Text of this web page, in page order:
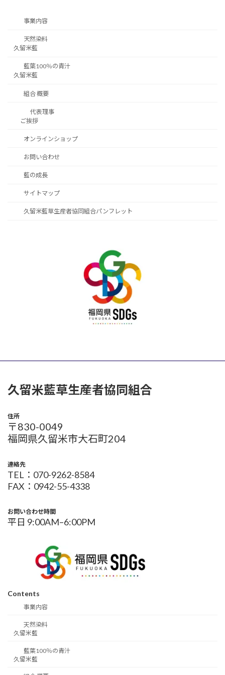
事業内容
天然染料
久留米藍
藍葉100％の青汁
久留米藍
組合 概要
代表理事
ご挨拶
オンラインショップ
お問い合わせ
藍の成長
サイトマップ
久留米藍草生産者協同組合パンフレット
久留米藍草生産者協同組合
住所
〒830-0049
福岡県久留米市大石町204
連絡先
TEL：070-9262-8584
FAX：0942-55-4338
お問い合わせ時間
平日 9:00AM–6:00PM
Contents
事業内容
天然染料
久留米藍
藍葉100％の青汁
久留米藍